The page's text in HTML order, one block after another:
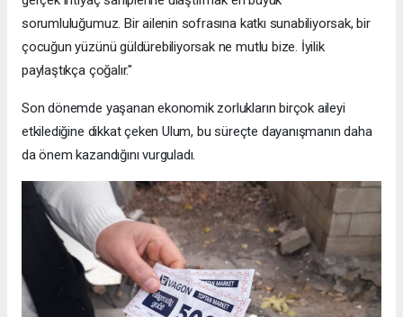
sorumluluğumuz. Bir ailenin sofrasına katkı sunabiliyorsak, bir
çocuğun yüzünü güldürebiliyorsak ne mutlu bize. İyilik
paylaştıkça çoğalır."
Son dönemde yaşanan ekonomik zorlukların birçok aileyi
etkilediğine dikkat çeken Ulum, bu süreçte dayanışmanın daha
da önem kazandığını vurguladı.